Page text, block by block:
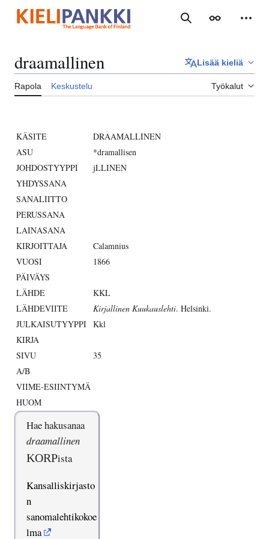
sisältöön
Haku Ulkoasu
draamallinen Lisää kieliä
Rapola Keskustelu Työkalut
KÄSITE
DRAAMALLINEN
ASU
*dramallisen
JOHDOSTYYPPI
jLLINEN
YHDYSSANA
SANALIITTO
PERUSSANA
LAINASANA
KIRJOITTAJA
Calamnius
VUOSI
1866
PÄIVÄYS
LÄHDE
KKL
LÄHDEVIITE
Kirjallinen Kuukauslehti. Helsinki.
JULKAISUTYYPPI Kkl
KIRJA
SIVU
35
A/B
VIIME-ESIINTYMÄ
HUOM
Hae hakusanaa
draamallinen
KORPista
Kansalliskirjasto
n
sanomalehtikokoe
lma